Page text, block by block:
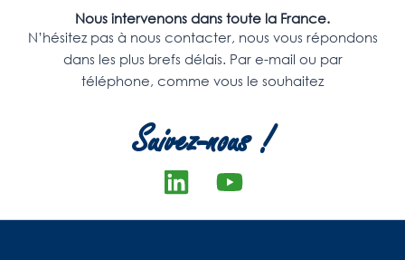
Nous intervenons dans toute la France.
N’hésitez pas à nous contacter, nous vous répondons
dans les plus brefs délais. Par e-mail ou par
téléphone, comme vous le souhaitez
Suivez-nous !
L
Y